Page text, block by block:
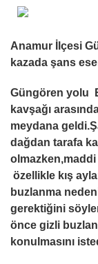
Anamur İlçesi
kazada şans
Güngören yolu
kavşağı
meydana
dağdan tarafa
özellikle kış
buzlanma
gerektiğini
önce gizli
konulmasını